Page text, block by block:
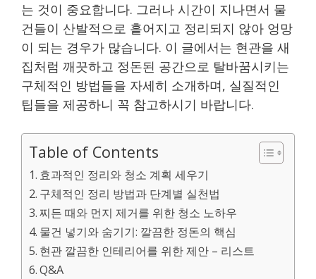
는 것이 중요합니다. 그러나 시간이 지나면서 물
건들이 산발적으로 흩어지고 정리되지 않아 엉망
이 되는 경우가 많습니다. 이 글에서는 현관을 새
집처럼 깨끗하고 정돈된 공간으로 탈바꿈시키는
구체적인 방법들을 자세히 소개하며, 실질적인
팁들을 제공하니 꼭 참고하시기 바랍니다.
Table of Contents
효과적인 정리와 청소 계획 세우기
구체적인 정리 방법과 단계별 실천법
찌든 때와 먼지 제거를 위한 청소 노하우
물건 넣기와 숨기기: 깔끔한 정돈의 핵심
현관 깔끔한 인테리어를 위한 제안 – 리스트
Q&A